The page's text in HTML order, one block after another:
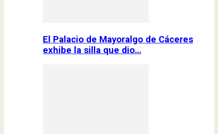
El Palacio de Mayoralgo de Cáceres
exhibe la silla que dio…